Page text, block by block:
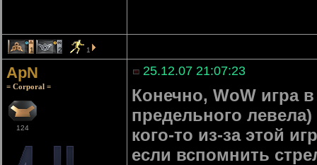
1 2 1
ApN
= Corporal =
124
25.12.07 21:07:23
Конечно, WoW игра
предельного
кого-то из-за этой
если вспомнить